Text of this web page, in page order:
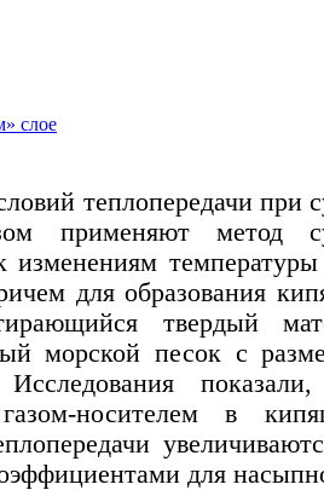
слое
теплопередачи при
применяют метод
изменениям
для образования
твердый
морской песок с
носителем в
для